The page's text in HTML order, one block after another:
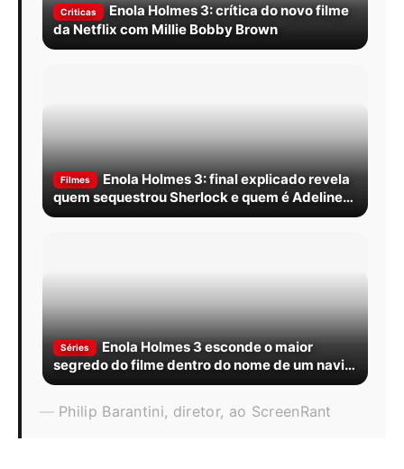
Criticas
Enola Holmes 3: crítica do novo filme
da Netflix com Millie Bobby Brown
Filmes
Enola Holmes 3: final explicado revela
quem sequestrou Sherlock e quem é Adeline
Rathe
Séries
Enola Holmes 3 esconde o maior
segredo do filme dentro do nome de um navio
afundado
Philip Barantini, diretor, ao ScreenRant